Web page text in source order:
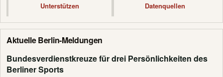
Unterstützen Datenquellen
Aktuelle Berlin-Meldungen
Bundesverdienstkreuze für drei Persönlichkeiten des
Berliner Sports